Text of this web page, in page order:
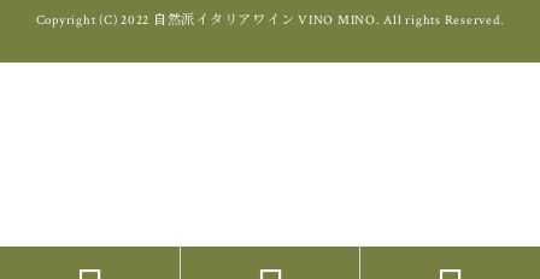
Copyright (C) 2022 自然派イタリアワイン VINO MINO. All rights Reserved.